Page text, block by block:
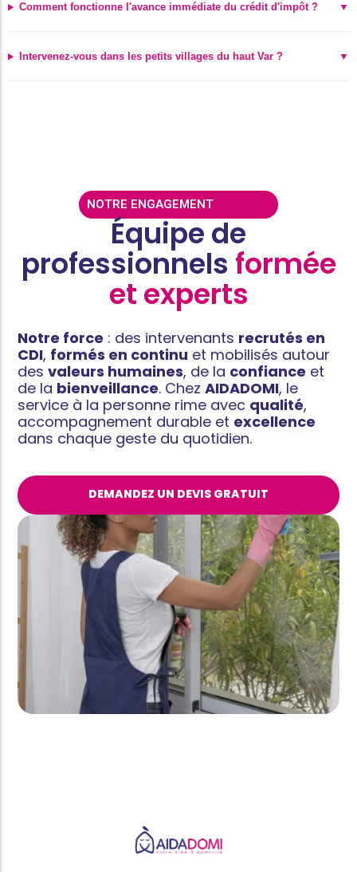
Comment fonctionne l'avance immédiate du crédit d'impôt ?
Intervenez-vous dans les petits villages du haut Var ?
NOTRE ENGAGEMENT
Équipe de
professionnels formée
et experts
Notre force : des intervenants recrutés en
CDI, formés en continu et mobilisés autour
desvaleurs humaines, de la confiance et
de la bienveillance. ChezAIDADOMI, le
service à la personne rime avec qualité,
accompagnement durable et excellence
dans chaque geste du quotidien.
DEMANDEZ UN DEVIS GRATUIT